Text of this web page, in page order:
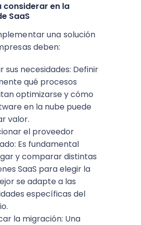
considerar en la
SaaS
una solución
deben:
sus necesidades: Definir
qué procesos
optimizarse y cómo
en la nube puede
valor.
el proveedor
Es fundamental
y comparar distintas
SaaS para elegir la
se adapte a las
específicas del
la migración: Una